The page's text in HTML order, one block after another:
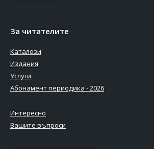
За читателите
Каталози
Издания
Услуги
Абонамент периодика - 2026
Интересно
Вашите въпроси